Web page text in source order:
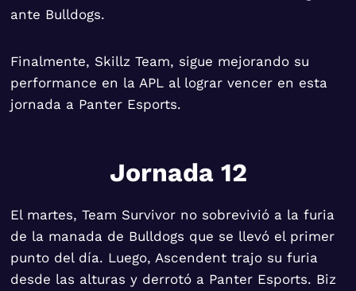
ante Bulldogs.
Finalmente, Skillz Team, sigue mejorando su
performance en la APL al lograr vencer en esta
jornada a Panter Esports.
Jornada 12
El martes, Team Survivor no sobrevivió a la furia
de la manada de Bulldogs que se llevó el primer
punto del día. Luego, Ascendent trajo su furia
desde las alturas y derrotó a Panter Esports. Biz